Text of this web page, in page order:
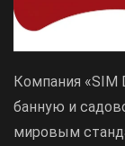
Компания «SIM
банную и
мировым